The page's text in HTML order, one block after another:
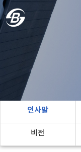
인사말
비전